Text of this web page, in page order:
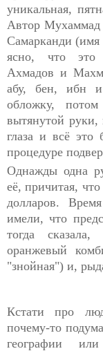
уникальная,
Автор
Самарканди (имя
ясно, что это
Ахмадов и
абу, бен, ибн и
обложку, потом
вытянутой
глаза и всё это
процедуре
Однажды одна
её, причитая,
долларов.
имели, что
тогда сказала,
оранжевый
"знойная") и,
Кстати про
почему-то
географии